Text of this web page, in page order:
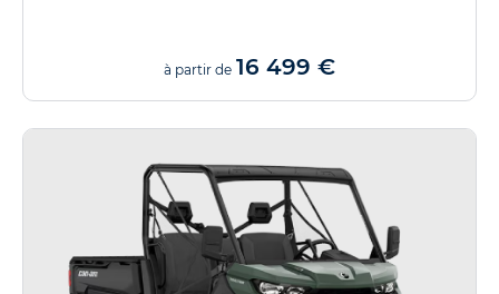
à partir de 16 499 €